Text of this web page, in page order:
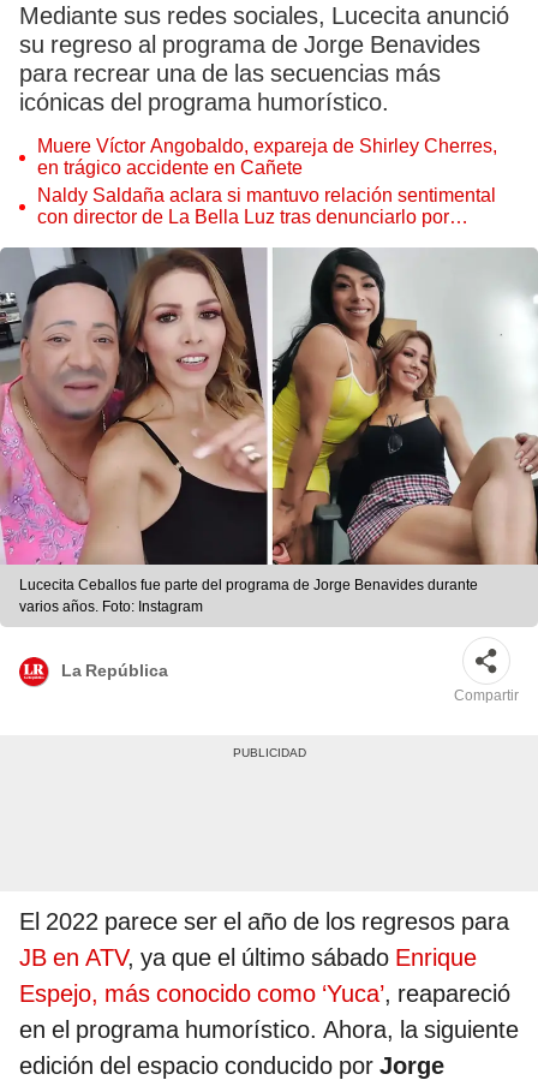
Mediante sus redes sociales, Lucecita anunció
su regreso al programa de Jorge Benavides
para recrear una de las secuencias más
icónicas del programa humorístico.
Muere Víctor Angobaldo, expareja de Shirley Cherres,
en trágico accidente en Cañete
Naldy Saldaña aclara si mantuvo relación sentimental
con director de La Bella Luz tras denunciarlo por
Lucecita Ceballos fue parte del programa de Jorge Benavides durante
varios años. Foto: Instagram
La República
Compartir
El 2022 parece ser el año de los regresos para
JB en ATV, ya que el último sábado Enrique
Espejo, más conocido como ‘Yuca’, reapareció
en el programa humorístico. Ahora, la siguiente
edición del espacio conducido por Jorge